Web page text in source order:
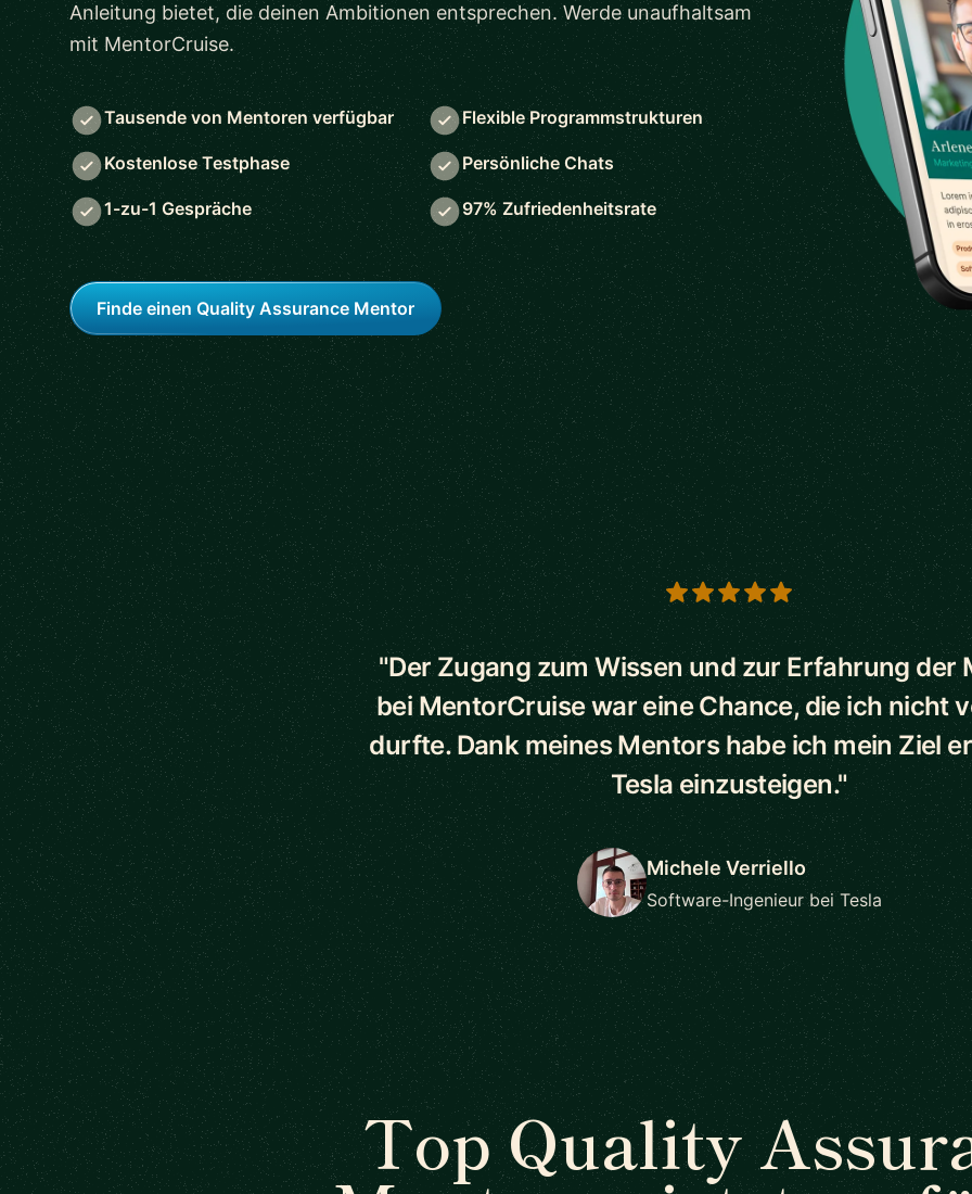
Anleitung bietet, die deinen Ambitionen entsprechen. Werde unaufhaltsam
mit MentorCruise.
Tausende von Mentoren verfügbar Flexible Programmstrukturen
Kostenlose Testphase Persönliche Chats
1-zu-1 Gespräche 97% Zufriedenheitsrate
Finde einen Quality Assurance Mentor
5 out of 5 stars
"Der Zugang zum Wissen und zur Erfahrung der
bei MentorCruise war eine Chance, die ich nicht
durfte. Dank meines Mentors habe ich mein Ziel
Tesla einzusteigen."
Michele Verriello
Software-Ingenieur bei Tesla
Top Quality